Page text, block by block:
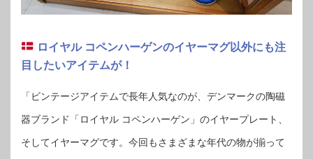
ロイヤル コペンハーゲンのイヤーマグ以外にも注
目したいアイテムが！
「ビンテージアイテムで長年人気なのが、デンマークの陶磁
器ブランド「ロイヤル コペンハーゲン」のイヤープレート、
そしてイヤーマグです。今回もさまざまな年代の物が揃って